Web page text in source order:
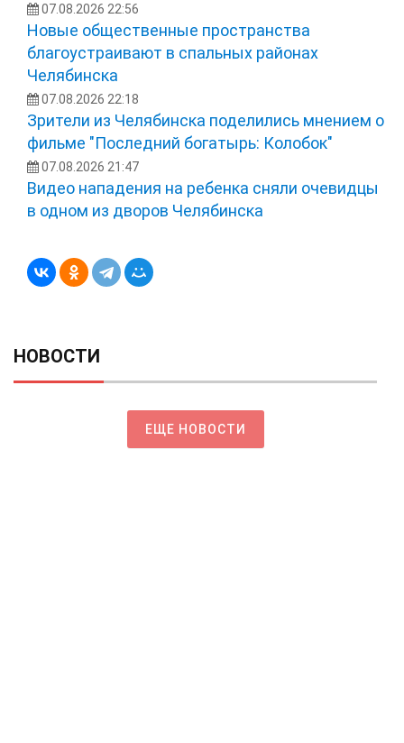
07.08.2026 22:56
Новые общественные пространства
благоустраивают в спальных районах
Челябинска
07.08.2026 22:18
Зрители из Челябинска поделились мнением о
фильме "Последний богатырь: Колобок"
07.08.2026 21:47
Видео нападения на ребенка сняли очевидцы
в одном из дворов Челябинска
НОВОСТИ
ЕЩЕ НОВОСТИ